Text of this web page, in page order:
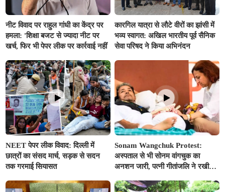
नीट विवाद पर राहुल गांधी का केंद्र पर
हमला: 'शिक्षा बजट से ज्यादा नीट पर
खर्च, फिर भी पेपर लीक पर कार्रवाई नहीं
कारगिल यात्रा से लौटे वीरों का झांसी में
भव्य स्वागत: अखिल भारतीय पूर्व सैनिक
सेवा परिषद ने किया अभिनंदन
NEET पेपर लीक विवाद: दिल्ली में
छात्रों का संसद मार्च, सड़क से सदन
तक गरमाई सियासत
Sonam Wangchuk Protest:
अस्पताल से भी सोनम वांगचुक का
अनशन जारी, पत्नी गीतांजलि ने रखी